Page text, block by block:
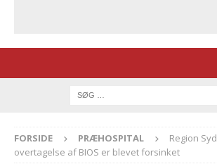
FORSIDE PRÆHOSPITAL
Region
overtagelse af BIOS er blevet forsinket